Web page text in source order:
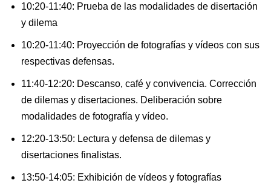
10:20-11:40: Prueba de las modalidades de disertación
y dilema
10:20-11:40: Proyección de fotografías y vídeos con sus
respectivas defensas.
11:40-12:20: Descanso, café y convivencia. Corrección
de dilemas y disertaciones. Deliberación sobre
modalidades de fotografía y vídeo.
12:20-13:50: Lectura y defensa de dilemas y
disertaciones finalistas.
13:50-14:05: Exhibición de vídeos y fotografías